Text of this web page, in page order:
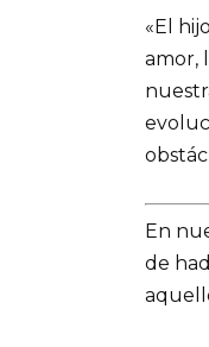
«El
amor,
En
de